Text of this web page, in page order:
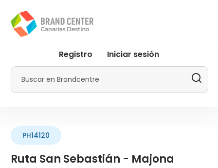
contenido
principal
menu
Promotur
Registro Iniciar sesión
Buscar
Ruta San Sebastián - Majona
PH14120